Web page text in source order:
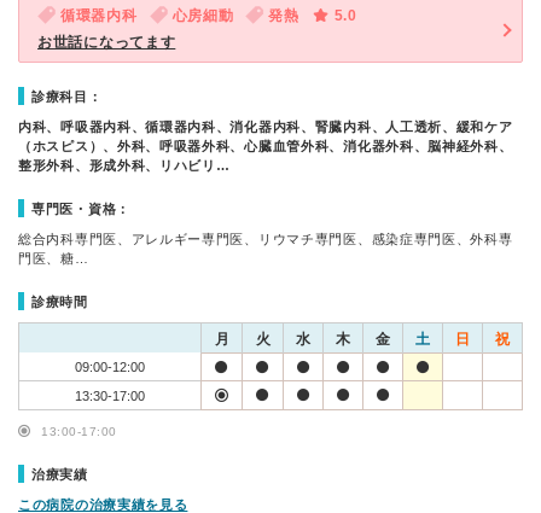
循環器内科 心房細動 発熱
5.0
お世話になってます
診療科目：
内科、呼吸器内科、循環器内科、消化器内科、腎臓内科、人工透析、緩和ケア
（ホスピス）、外科、呼吸器外科、心臓血管外科、消化器外科、脳神経外科、
整形外科、形成外科、リハビリ…
専門医・資格：
総合内科専門医、アレルギー専門医、リウマチ専門医、感染症専門医、外科専
門医、糖…
診療時間
月 火 水 木 金 土 日 祝
09:00-12:00
13:30-17:00
13:00-17:00
治療実績
この病院の治療実績を見る